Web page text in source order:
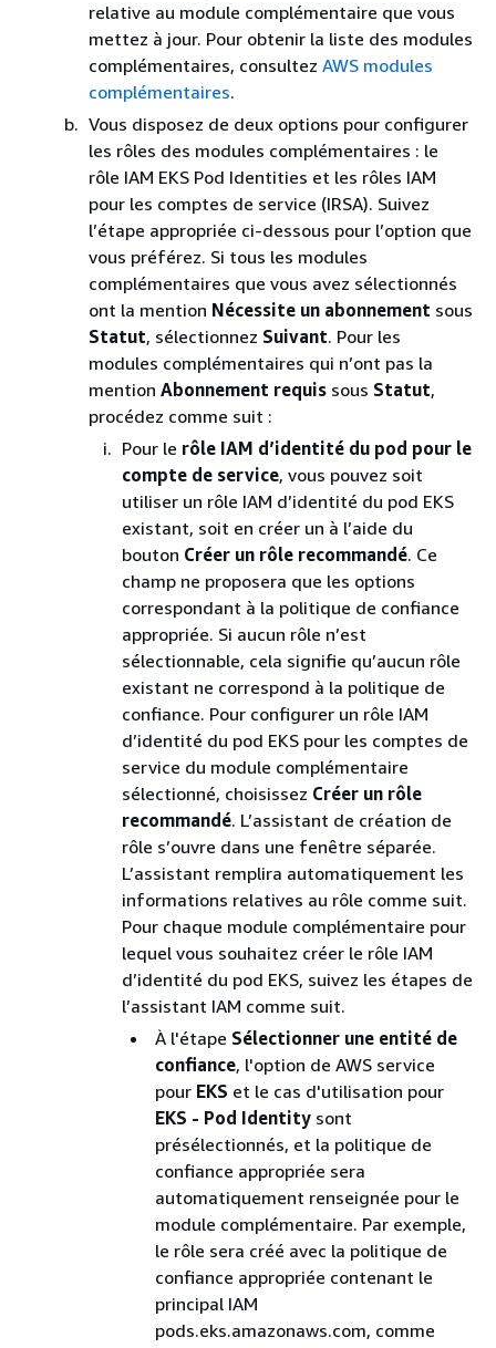
relative au module complémentaire que vous
mettez à jour. Pour obtenir la liste des modules
complémentaires, consultez AWS modules
complémentaires.
Vous disposez de deux options pour configurer
les rôles des modules complémentaires : le
rôle IAM EKS Pod Identities et les rôles IAM
pour les comptes de service (IRSA). Suivez
l’étape appropriée ci-dessous pour l’option que
vous préférez. Si tous les modules
complémentaires que vous avez sélectionnés
ont la mention Nécessite un abonnement sous
Statut, sélectionnez Suivant. Pour les
modules complémentaires qui n’ont pas la
mention Abonnement requis sous Statut,
procédez comme suit :
Pour le rôle IAM d’identité du pod pour le
compte de service, vous pouvez soit
utiliser un rôle IAM d’identité du pod EKS
existant, soit en créer un à l’aide du
bouton Créer un rôle recommandé. Ce
champ ne proposera que les options
correspondant à la politique de confiance
appropriée. Si aucun rôle n’est
sélectionnable, cela signifie qu’aucun rôle
existant ne correspond à la politique de
confiance. Pour configurer un rôle IAM
d’identité du pod EKS pour les comptes de
service du module complémentaire
sélectionné, choisissez Créer un rôle
recommandé. L’assistant de création de
rôle s’ouvre dans une fenêtre séparée.
L’assistant remplira automatiquement les
informations relatives au rôle comme suit.
Pour chaque module complémentaire pour
lequel vous souhaitez créer le rôle IAM
d’identité du pod EKS, suivez les étapes de
l’assistant IAM comme suit.
À l'étape Sélectionner une entité de
confiance, l'option de AWS service
pour EKS et le cas d'utilisation pour
EKS - Pod Identity sont
présélectionnés, et la politique de
confiance appropriée sera
automatiquement renseignée pour le
module complémentaire. Par exemple,
le rôle sera créé avec la politique de
confiance appropriée contenant le
principal IAM
pods.eks.amazonaws.com, comme